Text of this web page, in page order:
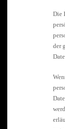
Die
der